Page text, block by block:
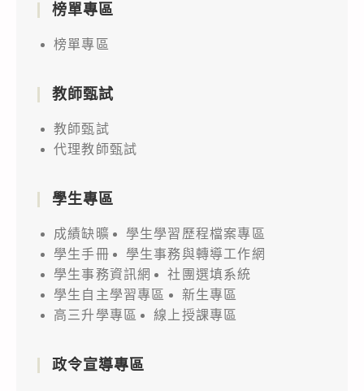
榜單專區
榜單專區
教師甄試
教師甄試
代理教師甄試
學生專區
成績缺曠
學生學習歷程檔案專區
學生手冊
學生事務與轉導工作網
學生事務資訊網
社團選填系統
學生自主學習專區
新生專區
高三升學專區
線上授課專區
政令宣導專區